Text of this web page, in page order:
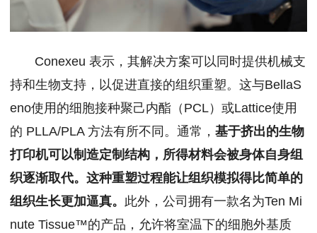
Conexeu 表示，其解决方案可以同时提供机械支
持和生物支持，以促进直接的组织重塑。这与BellaS
eno使用的细胞接种聚己内酯（PCL）或Lattice使用
的 PLLA/PLA 方法有所不同。通常， 基于挤出的生物
打印机可以制造定制结构，所得材料会被身体自身组
织逐渐取代。这种重塑过程能让组织模拟得比简单的
组织生长更加逼真。 此外，公司拥有一款名为Ten Mi
nute Tissue™的产品，允许将室温下的细胞外基质